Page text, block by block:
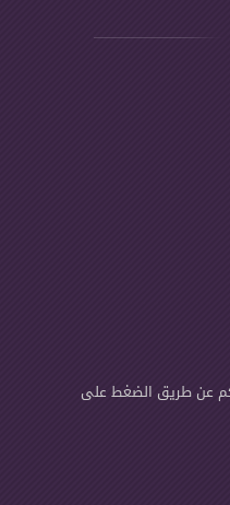
عن طريق الضغط على